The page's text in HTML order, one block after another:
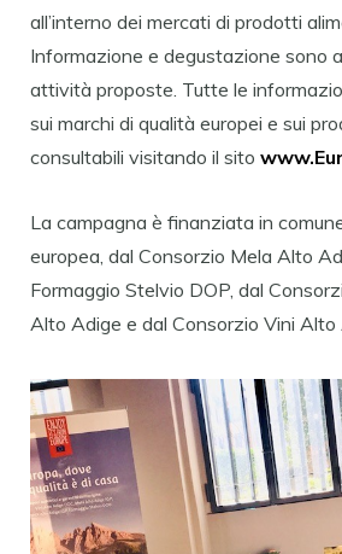
all’interno dei mercati di prodotti
Informazione e degustazione sono
attività proposte. Tutte le
sui marchi di qualità europei e sui
consultabili visitando il sito
La campagna è finanziata in
europea, dal Consorzio Mela Alto
Formaggio Stelvio DOP, dal
Alto Adige e dal Consorzio Vini Alto